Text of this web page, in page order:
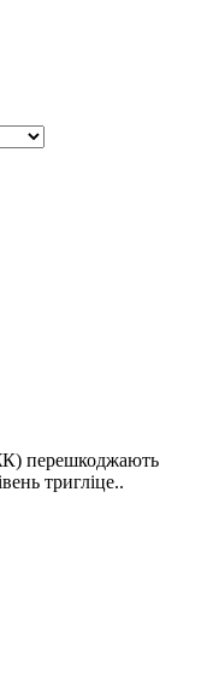
перешкоджають
тригліце..